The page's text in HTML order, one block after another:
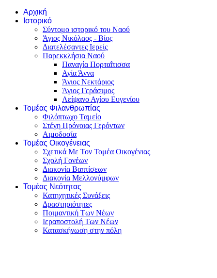
Αρχική
Ιστορικό
Σύντομο ιστορικό του Ναού
Άγιος Νικόλαος - Βίος
Διατελέσαντες Ιερείς
Παρεκκλήσια Ναού
Παναγία Πορταΐτισσα
Αγία Άννα
Άγιος Νεκτάριος
Άγιος Γεράσιμος
Λείψανο Αγίου Ευγενίου
Τομέας Φιλανθρωπίας
Φιλόπτωχο Ταμείο
Στέγη Πρόνοιας Γερόντων
Αιμοδοσία
Τομέας Οικογένειας
Σχετικά Με Τον Τομέα Οικογένιας
Σχολή Γονέων
Διακονία Βαπτίσεων
Διακονία Μελλονύμφων
Τομέας Νεότητας
Κατηχητικές Συνάξεις
Δραστηριότητες
Ποιμαντική Των Νέων
Ιεραποστολή Των Νέων
Κατασκήνωση στην πόλη